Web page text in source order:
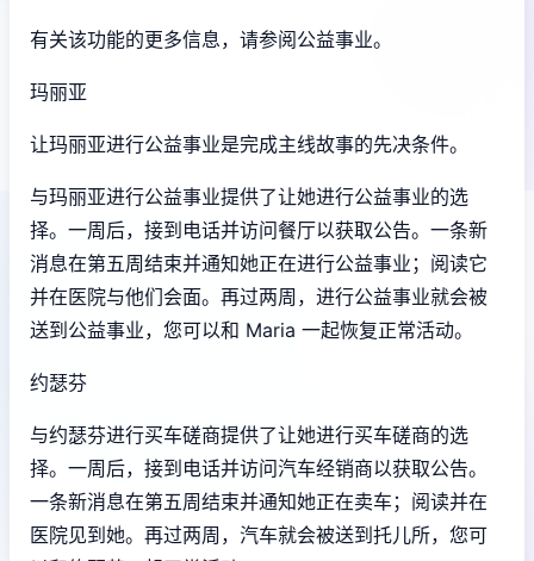
有关该功能的更多信息，请参阅公益事业。
玛丽亚
让玛丽亚进行公益事业是完成主线故事的先决条件。
与玛丽亚进行公益事业提供了让她进行公益事业的选
择。一周后，接到电话并访问餐厅以获取公告。一条新
消息在第五周结束并通知她正在进行公益事业；阅读它
并在医院与他们会面。再过两周，进行公益事业就会被
送到公益事业，您可以和 Maria 一起恢复正常活动。
约瑟芬
与约瑟芬进行买车磋商提供了让她进行买车磋商的选
择。一周后，接到电话并访问汽车经销商以获取公告。
一条新消息在第五周结束并通知她正在卖车；阅读并在
医院见到她。再过两周，汽车就会被送到托儿所，您可